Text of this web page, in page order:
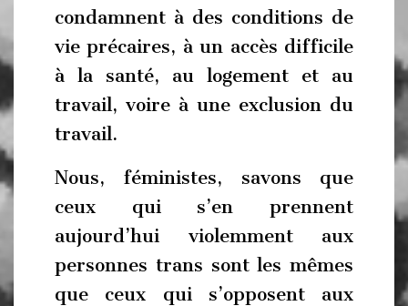
condamnent à des conditions de
vie précaires, à un accès difficile
à la santé, au logement et au
travail, voire à une exclusion du
travail.
Nous, féministes, savons que
ceux qui s’en prennent
aujourd’hui violemment aux
personnes trans sont les mêmes
que ceux qui s’opposent aux